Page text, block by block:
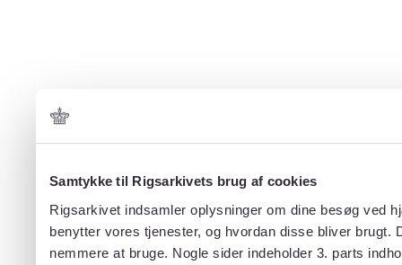
Samtykke til Rigsarkivets brug af cookies
Rigsarkivet indsamler oplysninger om dine besøg ved
benytter vores tjenester, og hvordan disse bliver
nemmere at bruge. Nogle sider indeholder 3. parts